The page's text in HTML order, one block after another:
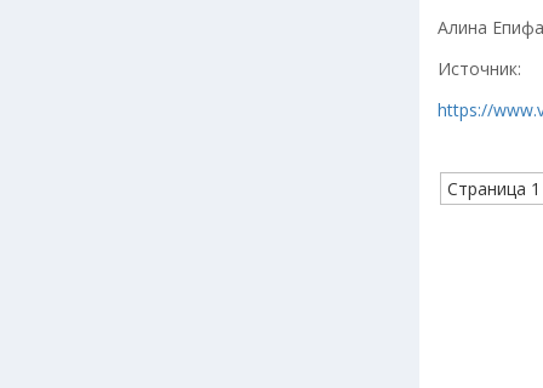
Алина
Источник:
https://
Страница